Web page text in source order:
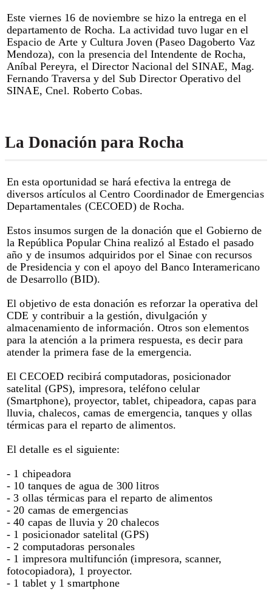
Este viernes 16 de noviembre se hizo la entrega en el
departamento de Rocha. La actividad tuvo lugar en el
Espacio de Arte y Cultura Joven (Paseo Dagoberto Vaz
Mendoza), con la presencia del Intendente de Rocha,
Aníbal Pereyra, el Director Nacional del SINAE, Mag.
Fernando Traversa y del Sub Director Operativo del
SINAE, Cnel. Roberto Cobas.
La Donación para Rocha
En esta oportunidad se hará efectiva la entrega de
diversos artículos al Centro Coordinador de Emergencias
Departamentales (CECOED) de Rocha.
Estos insumos surgen de la donación que el Gobierno de
la República Popular China realizó al Estado el pasado
año y de insumos adquiridos por el Sinae con recursos
de Presidencia y con el apoyo del Banco Interamericano
de Desarrollo (BID).
El objetivo de esta donación es reforzar la operativa del
CDE y contribuir a la gestión, divulgación y
almacenamiento de información. Otros son elementos
para la atención a la primera respuesta, es decir para
atender la primera fase de la emergencia.
El CECOED recibirá computadoras, posicionador
satelital (GPS), impresora, teléfono celular
(Smartphone), proyector, tablet, chipeadora, capas para
lluvia, chalecos, camas de emergencia, tanques y ollas
térmicas para el reparto de alimentos.
El detalle es el siguiente:
- 1 chipeadora
- 10 tanques de agua de 300 litros
- 3 ollas térmicas para el reparto de alimentos
- 20 camas de emergencias
- 40 capas de lluvia y 20 chalecos
- 1 posicionador satelital (GPS)
- 2 computadoras personales
- 1 impresora multifunción (impresora, scanner,
fotocopiadora), 1 proyector.
- 1 tablet y 1 smartphone